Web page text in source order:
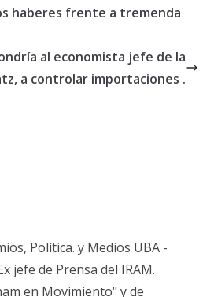
haberes frente a tremenda
al economista jefe de la
a controlar importaciones .
Política. y Medios UBA -
jefe de Prensa del IRAM.
en Movimiento" y de